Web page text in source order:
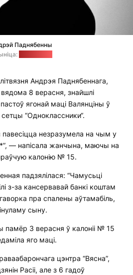
Паднябенны
Андрэя Паднябеннага,
вядома 8 верасня, знайшлі
ягонай маці Валянціны ў
“Одноклассники“.
незразумела на чым у
— напісала жанчына, маючы на
калонію № 15.
падзялілася: “Чамусьці
з-за кансервавай банкі коштам
пра спалены аўтамабіль,
сыну.
3 верасня ў калоніі № 15
яго маці.
цэнтра “Вясна”,
Расіі, але з 6 гадоў